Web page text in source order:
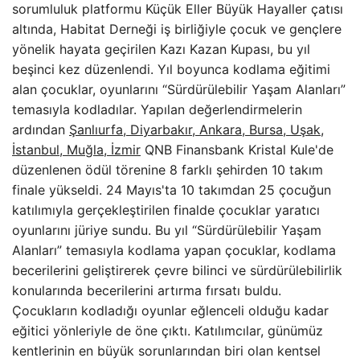
sorumluluk platformu Küçük Eller Büyük Hayaller çatısı
altında, Habitat Derneği iş birliğiyle çocuk ve gençlere
yönelik hayata geçirilen Kazı Kazan Kupası, bu yıl
beşinci kez düzenlendi. Yıl boyunca kodlama eğitimi
alan çocuklar, oyunlarını “Sürdürülebilir Yaşam Alanları”
temasıyla kodladılar. Yapılan değerlendirmelerin
ardından Şanlıurfa, Diyarbakır, Ankara, Bursa, Uşak,
İstanbul, Muğla, İzmir QNB Finansbank Kristal Kule'de
düzenlenen ödül törenine 8 farklı şehirden 10 takım
finale yükseldi. 24 Mayıs'ta 10 takımdan 25 çocuğun
katılımıyla gerçekleştirilen finalde çocuklar yaratıcı
oyunlarını jüriye sundu. Bu yıl “Sürdürülebilir Yaşam
Alanları” temasıyla kodlama yapan çocuklar, kodlama
becerilerini geliştirerek çevre bilinci ve sürdürülebilirlik
konularında becerilerini artırma fırsatı buldu.
Çocukların kodladığı oyunlar eğlenceli olduğu kadar
eğitici yönleriyle de öne çıktı. Katılımcılar, günümüz
kentlerinin en büyük sorunlarından biri olan kentsel